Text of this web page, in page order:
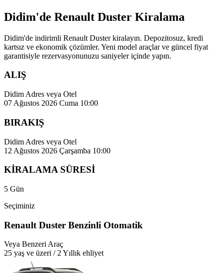
Didim'de Renault Duster Kiralama
Didim'de indirimli Renault Duster kiralayın. Depozitosuz, kredi
kartsız ve ekonomik çözümler. Yeni model araçlar ve güncel fiyat
garantisiyle rezervasyonunuzu saniyeler içinde yapın.
ALIŞ
Didim Adres veya Otel
07 Ağustos 2026 Cuma 10:00
BIRAKIŞ
Didim Adres veya Otel
12 Ağustos 2026 Çarşamba 10:00
KİRALAMA SÜRESİ
5 Gün
Seçiminiz
Renault Duster Benzinli Otomatik
Veya Benzeri Araç
25 yaş ve üzeri / 2 Yıllık ehliyet